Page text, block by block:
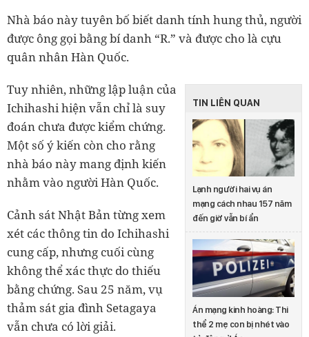
Nhà báo này tuyên bố biết danh tính hung thủ, người
được ông gọi bằng bí danh “R.” và được cho là cựu
quân nhân Hàn Quốc.
TIN LIÊN QUAN
Lạnh người hai vụ án
mạng cách nhau 157 năm
đến giờ vẫn bí ẩn
Án mạng kinh hoàng: Thi
thể 2 mẹ con bị nhét vào
Tuy nhiên, những lập luận của
Ichihashi hiện vẫn chỉ là suy
đoán chưa được kiểm chứng.
Một số ý kiến còn cho rằng
nhà báo này mang định kiến
nhằm vào người Hàn Quốc.
Cảnh sát Nhật Bản từng xem
xét các thông tin do Ichihashi
cung cấp, nhưng cuối cùng
không thể xác thực do thiếu
bằng chứng. Sau 25 năm, vụ
thảm sát gia đình Setagaya
vẫn chưa có lời giải.